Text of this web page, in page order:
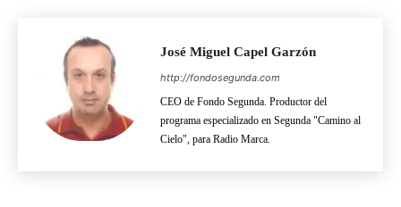
José Miguel Capel Garzón
http://fondosegunda.com
CEO de Fondo Segunda. Productor del
programa especializado en Segunda "Camino al
Cielo", para Radio Marca.